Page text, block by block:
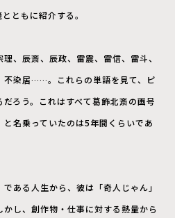
ともに紹介する。
、辰斎、辰政、雷震、雷信、雷斗、
不染居……。これらの単語を見て、ピ
ろう。これはすべて葛飾北斎の画号
と名乗っていたのは5年間くらいであ
ある人生から、彼は「奇人じゃん」
し、創作物・仕事に対する熱量から